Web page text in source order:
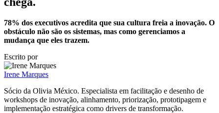
78% dos executivos acredita que sua cultura freia a inovação. O
obstáculo não são os sistemas, mas como gerenciamos a
mudança que eles trazem.
Escrito por
Irene Marques
Sócio da Olivia México. Especialista em facilitação e desenho de
workshops de inovação, alinhamento, priorização, prototipagem e
implementação estratégica como drivers de transformação.